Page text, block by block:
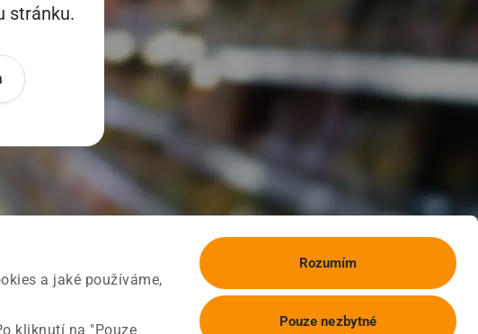
a jaké používáme,
kliknutí na "Pouze
Rozumím
Pouze nezbytné
stránku.